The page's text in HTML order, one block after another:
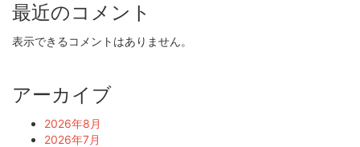
最近のコメント
表示できるコメントはありません。
アーカイブ
2026年8月
2026年7月